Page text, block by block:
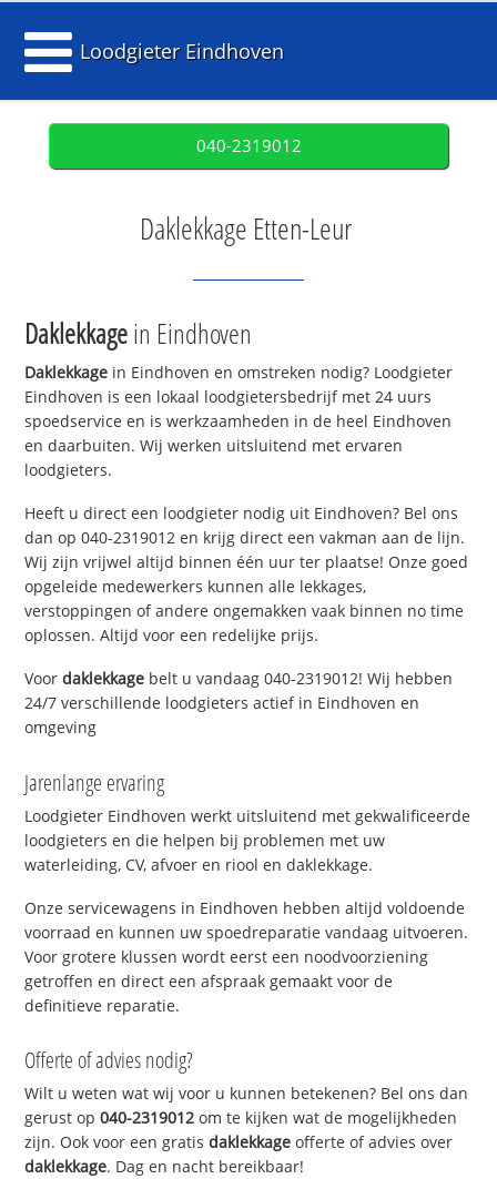
Loodgieter Eindhoven
040-2319012
Daklekkage Etten-Leur
Daklekkagein Eindhoven
Daklekkage in Eindhoven en omstreken nodig? Loodgieter
Eindhoven is een lokaal loodgietersbedrijf met 24 uurs
spoedservice en is werkzaamheden in de heel Eindhoven
en daarbuiten. Wij werken uitsluitend met ervaren
loodgieters.
Heeft u direct een loodgieter nodig uit Eindhoven? Bel ons
dan op 040-2319012 en krijg direct een vakman aan de lijn.
Wij zijn vrijwel altijd binnen één uur ter plaatse! Onze goed
opgeleide medewerkers kunnen alle lekkages,
verstoppingen of andere ongemakken vaak binnen no time
oplossen. Altijd voor een redelijke prijs.
Voordaklekkage belt u vandaag 040-2319012! Wij hebben
24/7 verschillende loodgieters actief in Eindhoven en
omgeving
Jarenlange ervaring
Loodgieter Eindhoven werkt uitsluitend met gekwalificeerde
loodgieters en die helpen bij problemen met uw
waterleiding, CV, afvoer en riool en daklekkage.
Onze servicewagens in Eindhoven hebben altijd voldoende
voorraad en kunnen uw spoedreparatie vandaag uitvoeren.
Voor grotere klussen wordt eerst een noodvoorziening
getroffen en direct een afspraak gemaakt voor de
definitieve reparatie.
Offerte of advies nodig?
Wilt u weten wat wij voor u kunnen betekenen? Bel ons dan
gerust op040-2319012 om te kijken wat de mogelijkheden
zijn. Ook voor een gratisdaklekkage offerte of advies over
daklekkage. Dag en nacht bereikbaar!